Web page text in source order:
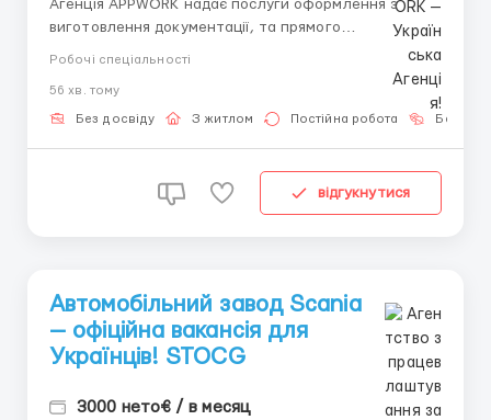
Агенція APPWORK надає послуги оформлення з
виготовлення документації, та прямого
працевлаштування з роботодавцем для
онлайн: Спеціаліст: Денис Бойко Телефон для
консультацій \ для підбору вакансій: +48 889 248
Робочі спеціальності
56 хв. тому
Без досвіду З житлом Постійна робота Без
відгукнутися
Автомобільний завод Scania
— офіційна вакансія для
Українців! STOCG
3000 нето€ / в месяц